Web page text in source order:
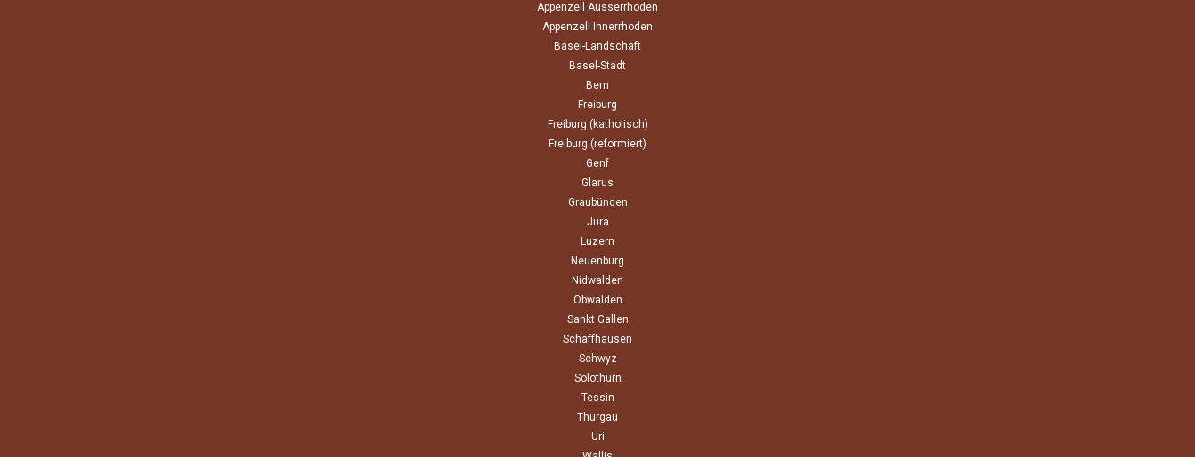
Appenzell Ausserrhoden
Appenzell Innerrhoden
Basel-Landschaft
Basel-Stadt
Bern
Freiburg
Freiburg (katholisch)
Freiburg (reformiert)
Genf
Glarus
Graubünden
Jura
Luzern
Neuenburg
Nidwalden
Obwalden
Sankt Gallen
Schaffhausen
Schwyz
Solothurn
Tessin
Thurgau
Uri